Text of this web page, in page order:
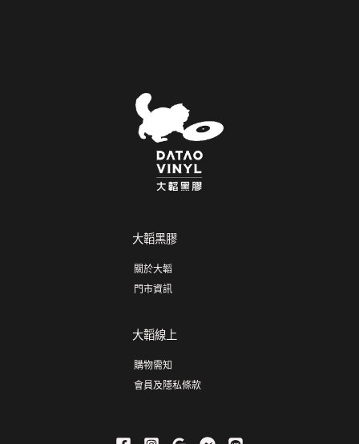
大韜黑膠
關於大韜
門市資訊
大韜線上
購物需知
會員及隱私條款